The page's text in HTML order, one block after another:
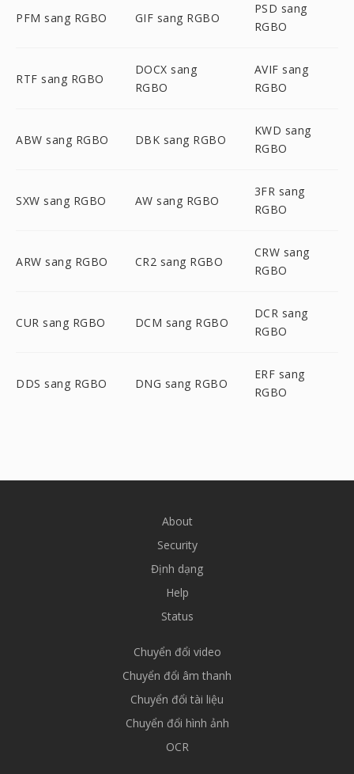
PFM sang RGBO GIF sang RGBO
PSD sang
RGBO
RTF sang RGBO
DOCX sang
RGBO
AVIF sang
RGBO
ABW sang RGBO DBK sang RGBO
KWD sang
RGBO
SXW sang RGBO AW sang RGBO
3FR sang
RGBO
ARW sang RGBO CR2 sang RGBO
CRW sang
RGBO
CUR sang RGBO DCM sang RGBO
DCR sang
RGBO
DDS sang RGBO DNG sang RGBO
ERF sang
RGBO
About
Security
Định dạng
Help
Status
Chuyển đổi video
Chuyển đổi âm thanh
Chuyển đổi tài liệu
Chuyển đổi hình ảnh
OCR